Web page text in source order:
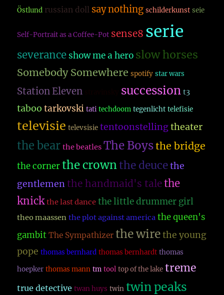
Östlund russian doll say nothing schilderkunst seie
Self-Portrait as a Coffee-Pot sense8 serie
severance show me a hero slow horses
Somebody Somewhere spotify star wars
Station Eleven succession t3
taboo tarkovski tati techdoom tegenlicht telefisie
televisie televsisie tentoonstelling theater
the bear the beatles The Boysthe bridge
the corner the crownthe deuce the
gentlemen the handmaid's talethe
knick the last dance the little drummer girl
theo maassen the plot against america the queen's
gambit The Sympathizer the wire the young
pope thomas bernhard thomas bernhardt thomas
hoepker thomas mann tm tool top of the lake treme
true detective twan huys twin twin peaks